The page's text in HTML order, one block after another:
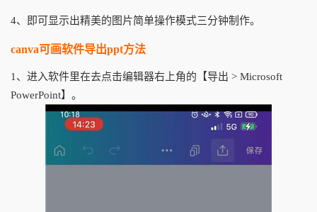
4、即可显示出精美的图片简单操作模式三分钟制作。
canva可画软件导出ppt方法
1、进入软件里在去点击编辑器右上角的【导出 > Microsoft
PowerPoint】。